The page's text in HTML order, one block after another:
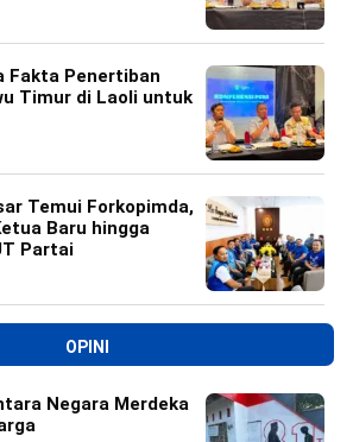
Fakta Penertiban
Timur di Laoli untuk
Temui Forkopimda,
Baru hingga
Partai
OPINI
Negara Merdeka